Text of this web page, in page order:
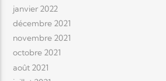
janvier 2022
décembre 2021
novembre 2021
octobre 2021
août 2021